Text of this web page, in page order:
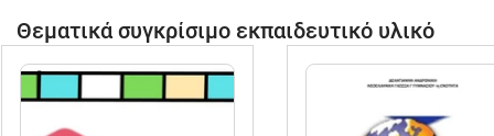
Θεματικά συγκρίσιμο εκπαιδευτικό υλικό